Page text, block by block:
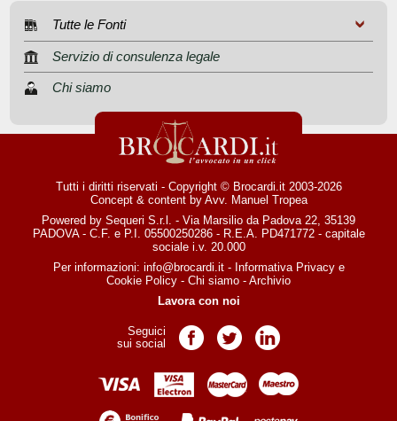
Tutte le Fonti
Servizio di consulenza legale
Chi siamo
Tutti i diritti riservati - Copyright © Brocardi.it 2003-2026
Concept & content by Avv. Manuel Tropea
Powered by Sequeri S.r.l. - Via Marsilio da Padova 22, 35139
PADOVA - C.F. e P.I. 05500250286 - R.E.A. PD471772 - capitale
sociale i.v. 20.000
Per informazioni: info@brocardi.it- Informativa Privacye
Cookie Policy - Chi siamo - Archivio
Lavora con noi
Seguici
sui social
Pagina Facebook
Pagina TwitterPagina LinkedIn